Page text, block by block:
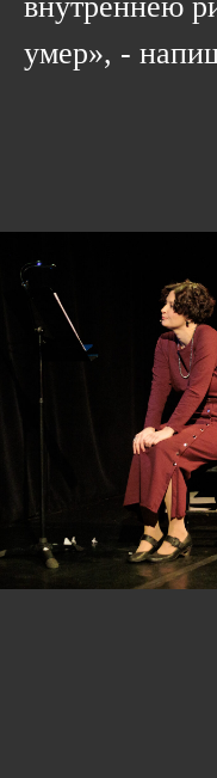
внутреннею
умер», -